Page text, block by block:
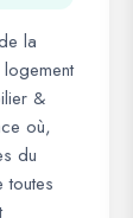
la
&
où,
du
toutes